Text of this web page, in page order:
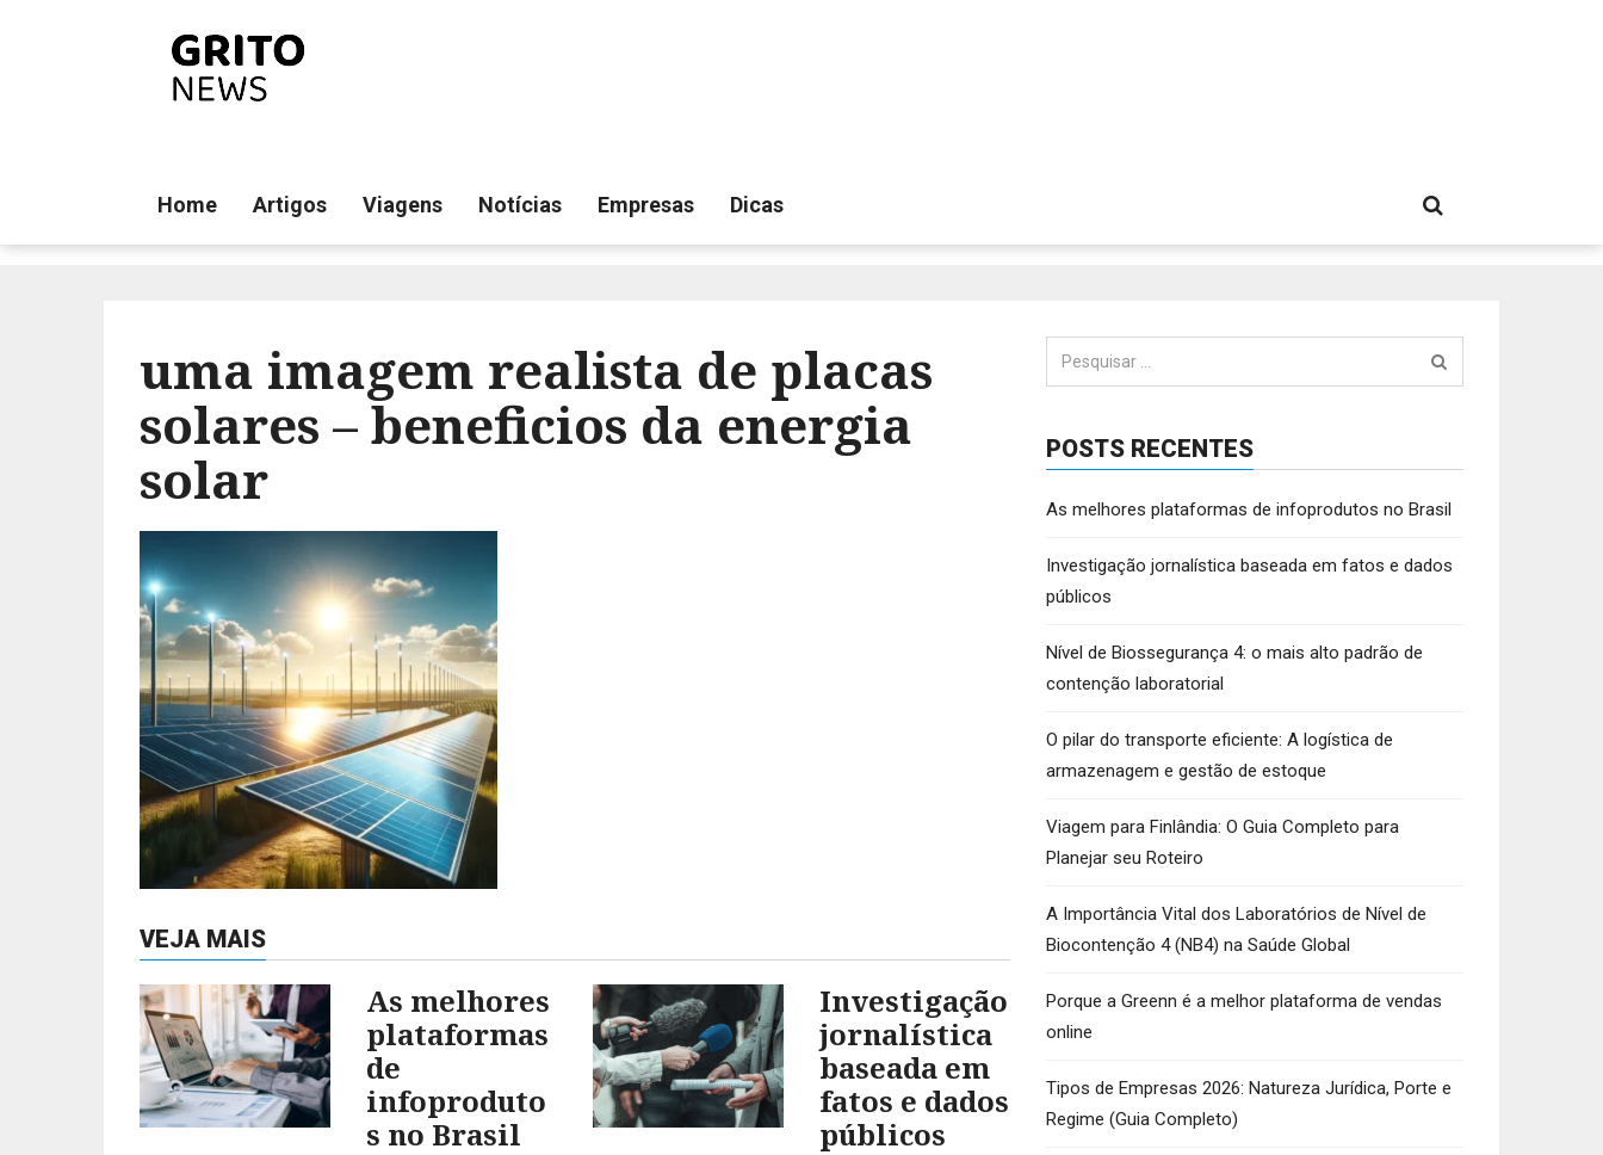
Home Artigos Viagens Notícias Empresas Dicas
uma imagem realista de placas
solares – beneficios da energia
solar
VEJA MAIS
As melhores
plataformas
de
infoproduto
s no Brasil
Investigação
jornalística
baseada em
fatos e dados
públicos
Pesquisar
por:
POSTS RECENTES
As melhores plataformas de infoprodutos no Brasil
Investigação jornalística baseada em fatos e dados
públicos
Nível de Biossegurança 4: o mais alto padrão de
contenção laboratorial
O pilar do transporte eficiente: A logística de
armazenagem e gestão de estoque
Viagem para Finlândia: O Guia Completo para
Planejar seu Roteiro
A Importância Vital dos Laboratórios de Nível de
Biocontenção 4 (NB4) na Saúde Global
Porque a Greenn é a melhor plataforma de vendas
online
Tipos de Empresas 2026: Natureza Jurídica, Porte e
Regime (Guia Completo)